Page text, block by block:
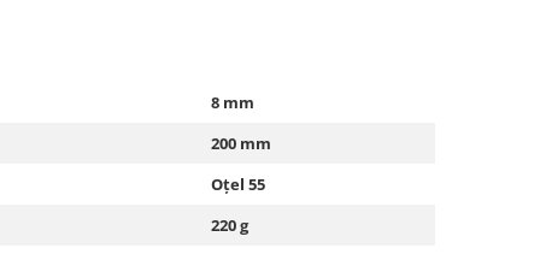
8 mm
200 mm
Oțel 55
220 g